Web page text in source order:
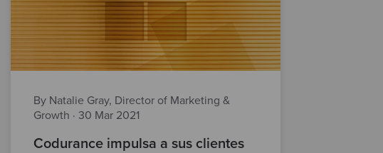
By Natalie Gray, Director of Marketing &
Growth · 30 Mar 2021
Codurance impulsa a sus clientes